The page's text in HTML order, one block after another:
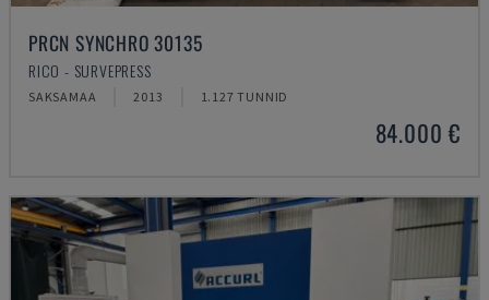
PRCN SYNCHRO 30135
RICO - SURVEPRESS
SAKSAMAA 2013 1.127 TUNNID
84.000 €